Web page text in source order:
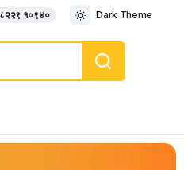
१०९४० Dark Theme